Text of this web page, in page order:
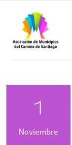
contenido
1
Noviembre